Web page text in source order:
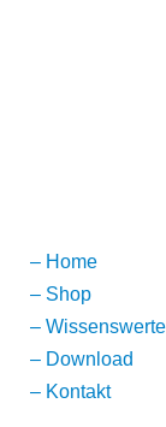
– Home
– Shop
–
– Download
– Kontakt